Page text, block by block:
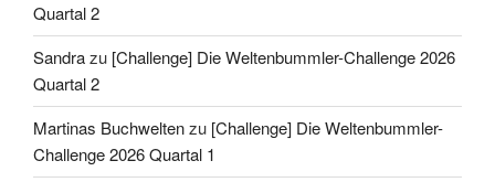
Quartal 2
Sandrazu [Challenge] Die Weltenbummler-Challenge 2026
Quartal 2
Martinas Buchweltenzu [Challenge] Die Weltenbummler-
Challenge 2026 Quartal 1